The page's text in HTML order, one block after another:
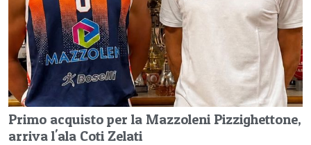
Primo acquisto per la Mazzoleni Pizzighettone,
arriva l'ala Coti Zelati